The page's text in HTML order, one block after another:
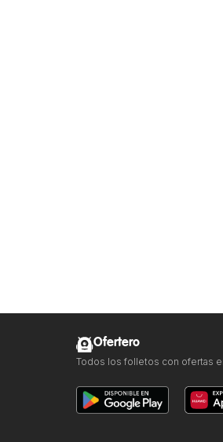
Ofertero
Todos los folletos con ofertas